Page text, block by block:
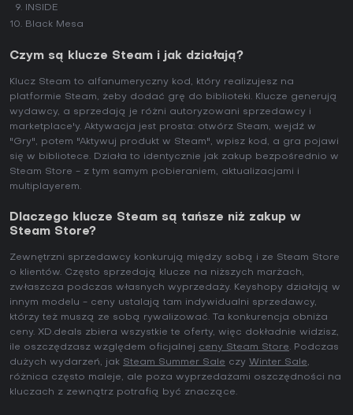
INSIDE
Black Mesa
Czym są klucze Steam i jak działają?
Klucz Steam to alfanumeryczny kod, który realizujesz na
platformie Steam, żeby dodać grę do biblioteki. Klucze generują
wydawcy, a sprzedają je różni autoryzowani sprzedawcy i
marketplace'y. Aktywacja jest prosta: otwórz Steam, wejdź w
"Gry", potem "Aktywuj produkt w Steam", wpisz kod, a gra pojawi
się w bibliotece. Działa to identycznie jak zakup bezpośrednio w
Steam Store - z tym samym pobieraniem, aktualizacjami i
multiplayerem.
Dlaczego klucze Steam są tańsze niż zakup w
Steam Store?
Zewnętrzni sprzedawcy konkurują między sobą i ze Steam Store
o klientów. Często sprzedają klucze na niższych marżach,
zwłaszcza podczas własnych wyprzedaży. Keyshopy działają w
innym modelu - ceny ustalają tam indywidualni sprzedawcy,
którzy też muszą ze sobą rywalizować. Ta konkurencja obniża
ceny. XD.deals zbiera wszystkie te oferty, więc dokładnie widzisz,
ile oszczędzasz względem oficjalnej ceny Steam Store. Podczas
dużych wydarzeń, jak Steam Summer Sale czy Winter Sale,
różnica często maleje, ale poza wyprzedażami oszczędności na
kluczach z zewnątrz potrafią być znaczące.